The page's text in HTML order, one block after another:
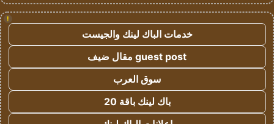
!
خدمات الباك لينك والجيست
guest post مقال ضيف
سوق العرب
باك لينك باقة 20